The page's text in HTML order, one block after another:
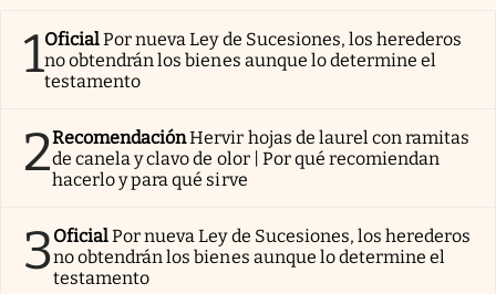
1OficialPor nueva Ley de Sucesiones, los herederos
no obtendrán los bienes aunque lo determine el
testamento
2RecomendaciónHervir hojas de laurel con ramitas
de canela y clavo de olor | Por qué recomiendan
hacerlo y para qué sirve
3OficialPor nueva Ley de Sucesiones, los herederos
no obtendrán los bienes aunque lo determine el
testamento